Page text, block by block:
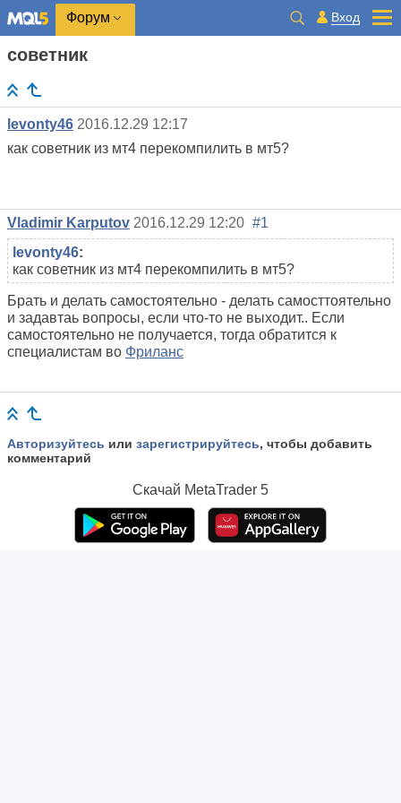
Форум Вход
советник
levonty46 2016.12.29 12:17
как советник из мт4 перекомпилить в мт5?
Vladimir Karputov 2016.12.29 12:20 #1
levonty46:
как советник из мт4 перекомпилить в мт5?
Брать и делать самостоятельно - делать самосттоятельно
и задавтаь вопросы, если что-то не выходит.. Если
самостоятельно не получается, тогда обратится к
специалистам во Фриланс
Авторизуйтесь или зарегистрируйтесь, чтобы добавить
комментарий
Скачай MetaTrader 5